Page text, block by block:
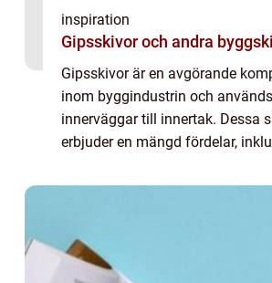
inspiration
Gipsskivor och andra
Gipsskivor är en avgörande
inom byggindustrin och
innerväggar till innertak. Dessa
erbjuder en mängd fördelar,
installation...